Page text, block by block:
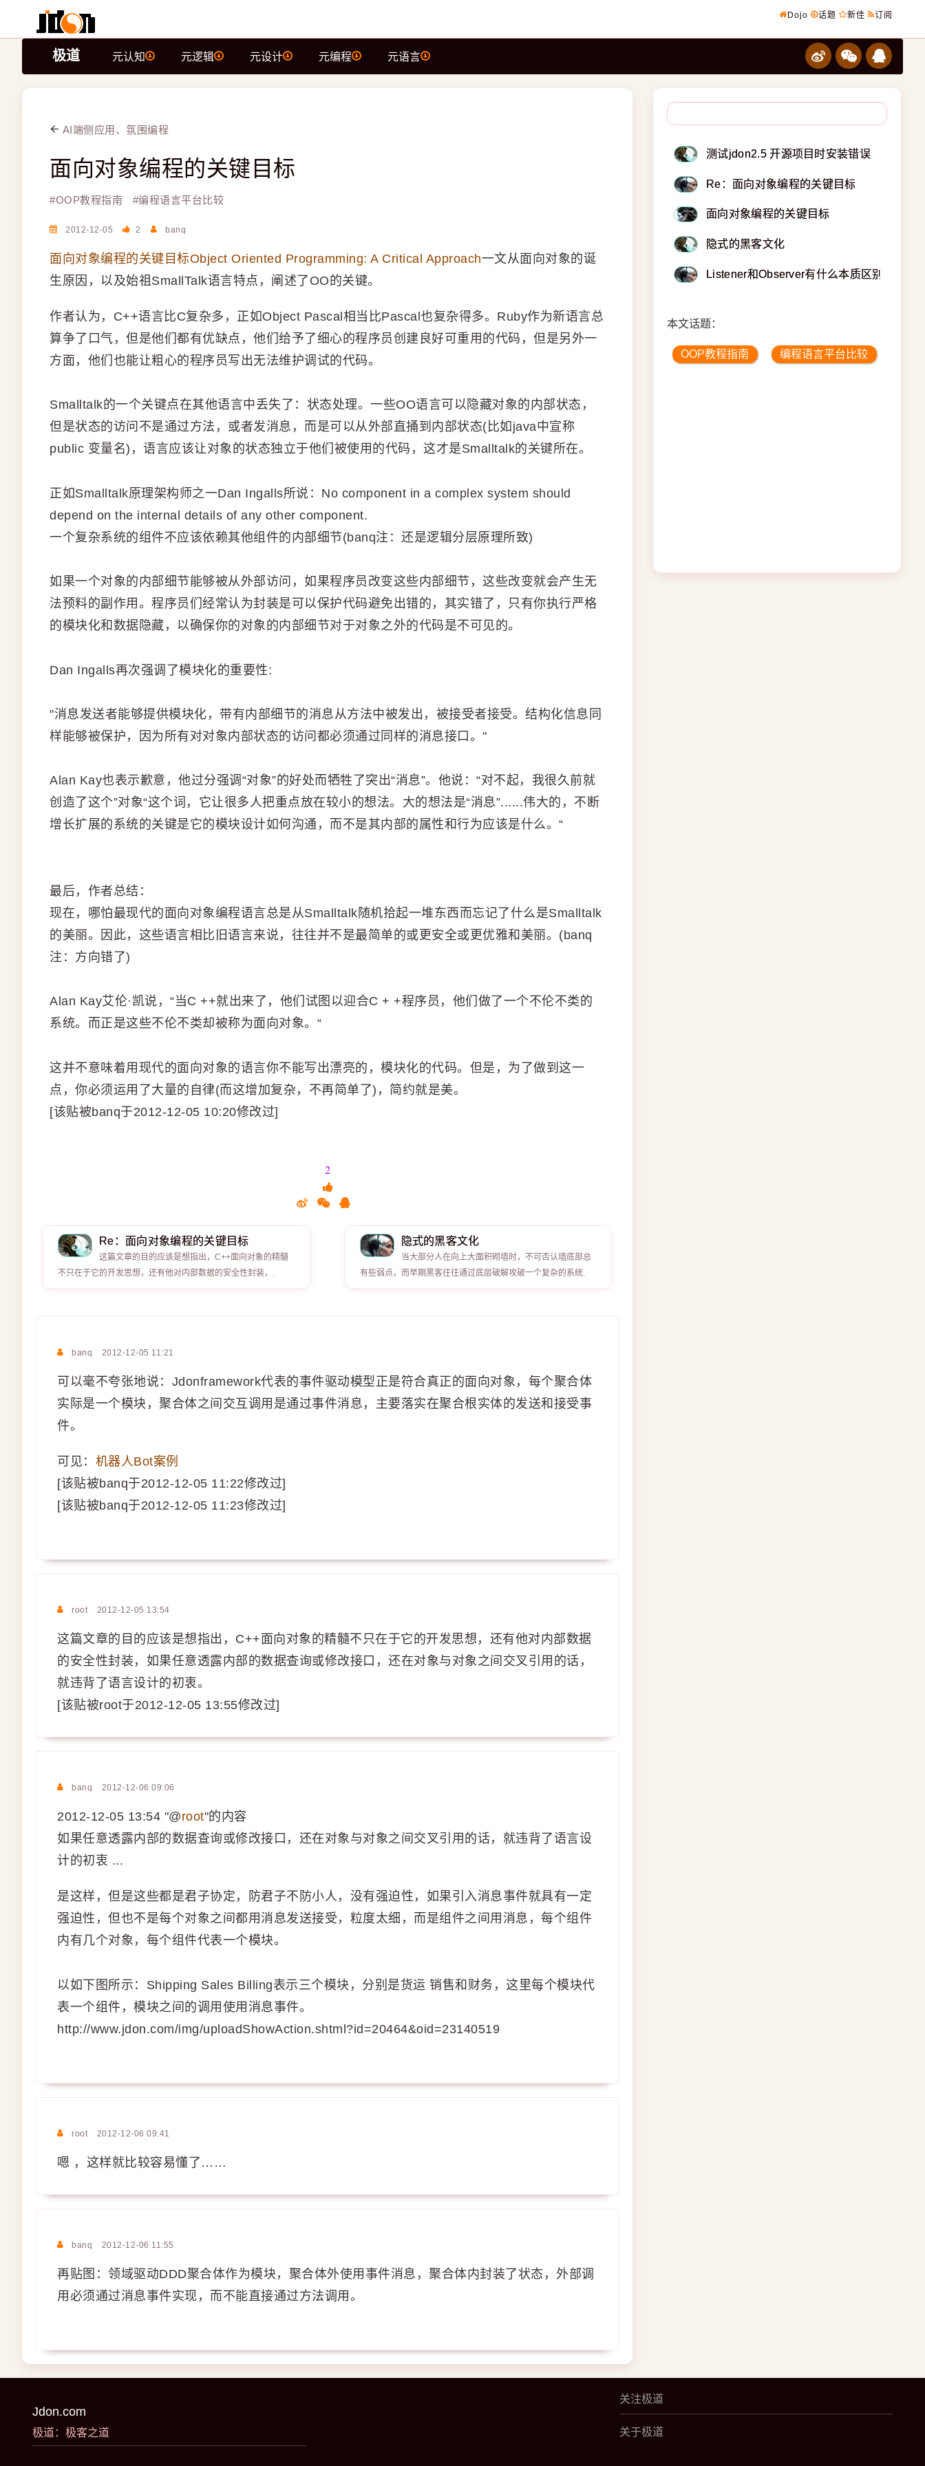
Dojo 话题 新佳 订阅
极道 元认知 元逻辑 元设计 元编程 元语言
AI端侧应用、氛围编程
面向对象编程的关键目标
#OOP教程指南 #编程语言平台比较
2012-12-05 2 banq
面向对象编程的关键目标Object Oriented Programming: A Critical Approach一文从面向对象的诞
生原因，以及始祖SmallTalk语言特点，阐述了OO的关键。
作者认为，C++语言比C复杂多，正如Object Pascal相当比Pascal也复杂得多。Ruby作为新语言总
算争了口气，但是他们都有优缺点，他们给予了细心的程序员创建良好可重用的代码，但是另外一
方面，他们也能让粗心的程序员写出无法维护调试的代码。
Smalltalk的一个关键点在其他语言中丢失了：状态处理。一些OO语言可以隐藏对象的内部状态，
但是状态的访问不是通过方法，或者发消息，而是可以从外部直捅到内部状态(比如java中宣称
public 变量名)，语言应该让对象的状态独立于他们被使用的代码，这才是Smalltalk的关键所在。
正如Smalltalk原理架构师之一Dan Ingalls所说：No component in a complex system should
depend on the internal details of any other component.
一个复杂系统的组件不应该依赖其他组件的内部细节(banq注：还是逻辑分层原理所致)
如果一个对象的内部细节能够被从外部访问，如果程序员改变这些内部细节，这些改变就会产生无
法预料的副作用。程序员们经常认为封装是可以保护代码避免出错的，其实错了，只有你执行严格
的模块化和数据隐藏，以确保你的对象的内部细节对于对象之外的代码是不可见的。
Dan Ingalls再次强调了模块化的重要性:
"消息发送者能够提供模块化，带有内部细节的消息从方法中被发出，被接受者接受。结构化信息同
样能够被保护，因为所有对对象内部状态的访问都必须通过同样的消息接口。"
Alan Kay也表示歉意，他过分强调“对象”的好处而牺牲了突出“消息”。他说：“对不起，我很久前就
创造了这个”对象“这个词，它让很多人把重点放在较小的想法。大的想法是“消息”......伟大的，不断
增长扩展的系统的关键是它的模块设计如何沟通，而不是其内部的属性和行为应该是什么。“
最后，作者总结：
现在，哪怕最现代的面向对象编程语言总是从Smalltalk随机拾起一堆东西而忘记了什么是Smalltalk
的美丽。因此，这些语言相比旧语言来说，往往并不是最简单的或更安全或更优雅和美丽。(banq
注：方向错了)
Alan Kay艾伦·凯说，“当C ++就出来了，他们试图以迎合C + +程序员，他们做了一个不伦不类的
系统。而正是这些不伦不类却被称为面向对象。“
这并不意味着用现代的面向对象的语言你不能写出漂亮的，模块化的代码。但是，为了做到这一
点，你必须运用了大量的自律(而这增加复杂，不再简单了)，简约就是美。
[该贴被banq于2012-12-05 10:20修改过]
2
Re：面向对象编程的关键目标
这篇文章的目的应该是想指出，C++面向对象的精髓
不只在于它的开发思想，还有他对内部数据的安全性封装，.
隐式的黑客文化
当大部分人在向上大面积砌墙时，不可否认墙底部总
有些弱点，而早期黑客往往通过底层破解攻破一个复杂的系统.
banq 2012-12-05 11:21
可以毫不夸张地说：Jdonframework代表的事件驱动模型正是符合真正的面向对象，每个聚合体
实际是一个模块，聚合体之间交互调用是通过事件消息，主要落实在聚合根实体的发送和接受事
件。
可见： 机器人Bot案例
[该贴被banq于2012-12-05 11:22修改过]
[该贴被banq于2012-12-05 11:23修改过]
root 2012-12-05 13:54
这篇文章的目的应该是想指出，C++面向对象的精髓不只在于它的开发思想，还有他对内部数据
的安全性封装，如果任意透露内部的数据查询或修改接口，还在对象与对象之间交叉引用的话，
就违背了语言设计的初衷。
[该贴被root于2012-12-05 13:55修改过]
banq 2012-12-06 09:06
2012-12-05 13:54 "@root"的内容
如果任意透露内部的数据查询或修改接口，还在对象与对象之间交叉引用的话，就违背了语言设
计的初衷 ...
是这样，但是这些都是君子协定，防君子不防小人，没有强迫性，如果引入消息事件就具有一定
强迫性，但也不是每个对象之间都用消息发送接受，粒度太细，而是组件之间用消息，每个组件
内有几个对象，每个组件代表一个模块。
以如下图所示：Shipping Sales Billing表示三个模块，分别是货运 销售和财务，这里每个模块代
表一个组件，模块之间的调用使用消息事件。
http://www.jdon.com/img/uploadShowAction.shtml?id=20464&oid=23140519
root 2012-12-06 09:41
嗯 ，这样就比较容易懂了……
banq 2012-12-06 11:55
再贴图：领域驱动DDD聚合体作为模块，聚合体外使用事件消息，聚合体内封装了状态，外部调
用必须通过消息事件实现，而不能直接通过方法调用。
测试jdon2.5 开源项目时安装错误
Re：面向对象编程的关键目标
面向对象编程的关键目标
隐式的黑客文化
Listener和Observer有什么本质区别吗?
本文话题：
OOP教程指南 编程语言平台比较
Jdon.com
极道：极客之道
关注极道
关于极道